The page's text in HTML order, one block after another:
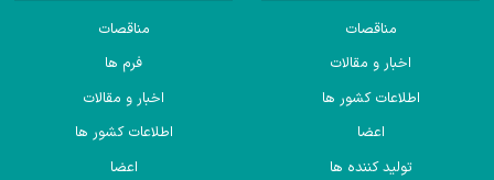
مناقصات
اخبار و مقالات
اطلاعات کشور ها
اعضا
تولید کننده ها
مناقصات
فرم ها
اخبار و مقالات
اطلاعات کشور ها
اعضا